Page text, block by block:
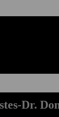
Dr.